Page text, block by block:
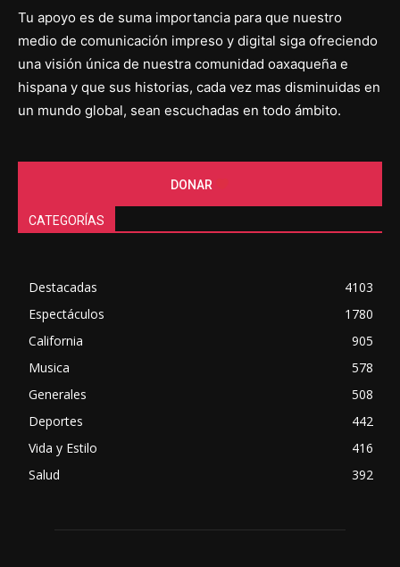
Tu apoyo es de suma importancia para que nuestro
medio de comunicación impreso y digital siga ofreciendo
una visión única de nuestra comunidad oaxaqueña e
hispana y que sus historias, cada vez mas disminuidas en
un mundo global, sean escuchadas en todo ámbito.
DONAR
CATEGORÍAS
Destacadas
4103
Espectáculos
1780
California
905
Musica
578
Generales
508
Deportes
442
Vida y Estilo
416
Salud
392